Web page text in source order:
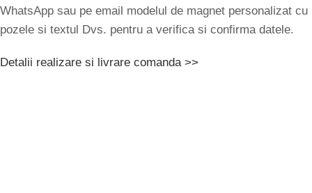
WhatsApp sau pe email modelul de magnet personalizat cu
pozele si textul Dvs. pentru a verifica si confirma datele.
Detalii realizare si livrare comanda >>